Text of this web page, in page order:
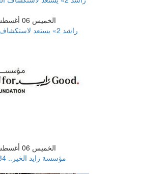
الخميس 06 أغسطس 2026 02:14 صباحاً
«راشد 2» يستعد لاستكشاف الجانب البعيد من القمر
الخميس 06 أغسطس 2026 02:14 صباحاً